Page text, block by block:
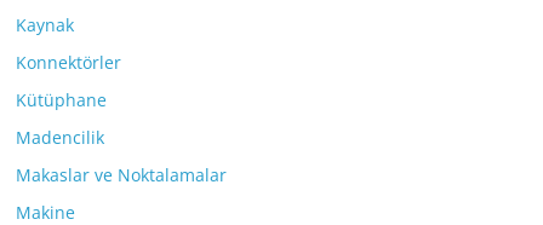
Kaynak
Konnektörler
Kütüphane
Madencilik
Makaslar ve Noktalamalar
Makine